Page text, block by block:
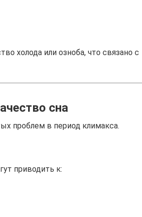
холода или озноба, что связано с
сна
проблем в период климакса.
приводить к: